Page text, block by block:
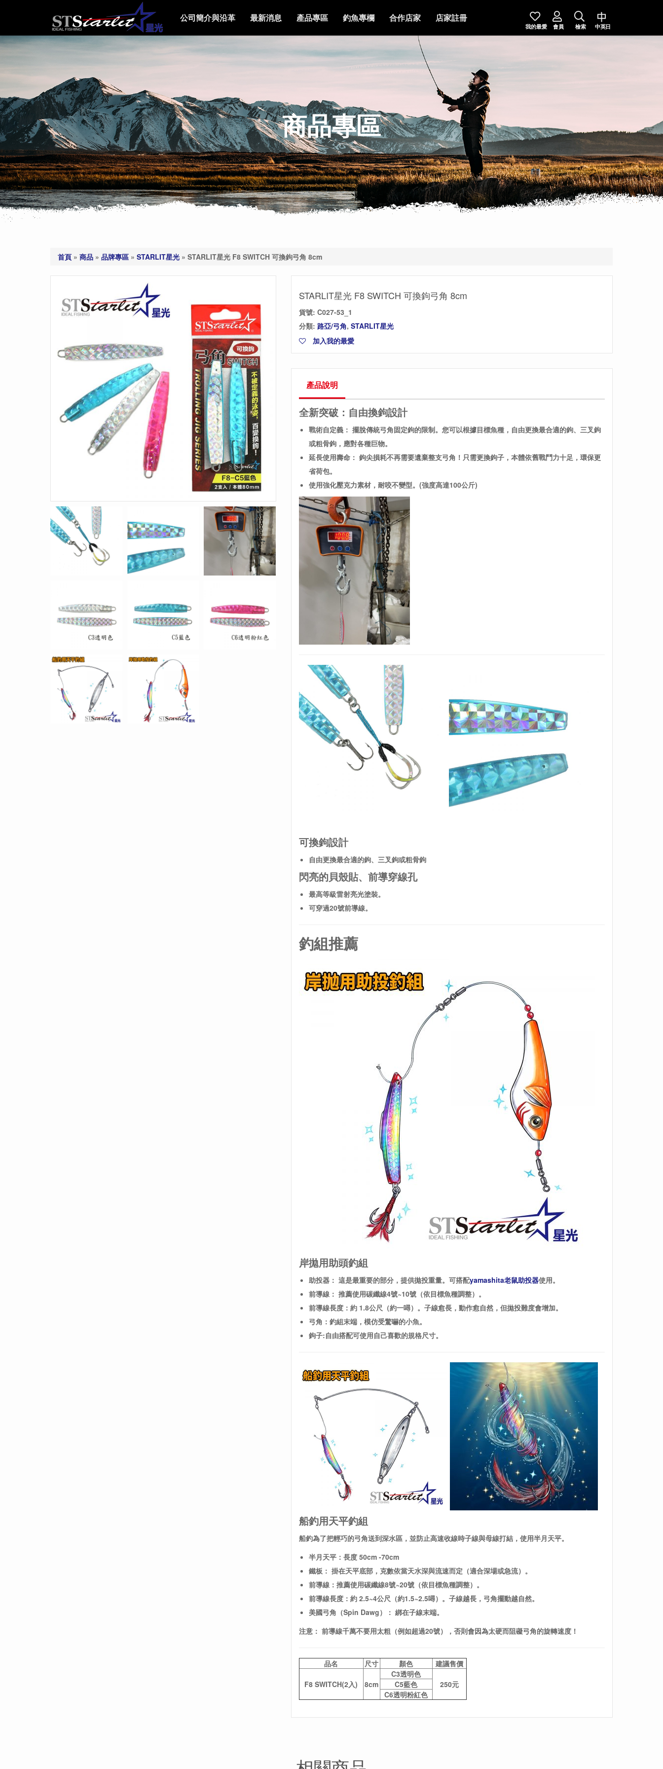
公司簡介與沿革 最新消息 產品專區 釣魚專欄 合作店家 店家註冊
我的最愛 會員 檢索 中英日
商品專區
首頁 » 商品 » 品牌專區 » STARLIT星光 » STARLIT星光 F8 SWITCH 可換鉤弓角 8cm
STARLIT星光 F8 SWITCH 可換鉤弓角 8cm
貨號: C027-53_1
分類: 路亞/弓角, STARLIT星光
加入我的最愛
產品說明
全新突破：自由換鉤設計
戰術自定義： 擺脫傳統弓角固定鉤的限制。您可以根據目標魚種，自由更換最合適的鉤、三叉鉤
或粗骨鉤，應對各種巨物。
延長使用壽命： 鉤尖損耗不再需要遺棄整支弓角！只需更換鉤子，本體依舊戰鬥力十足，環保更
省荷包。
使用強化壓克力素材，耐咬不變型。(強度高達100公斤)
可換鉤設計
自由更換最合適的鉤、三叉鉤或粗骨鉤
閃亮的貝殼貼、前導穿線孔
最高等級雷射亮光塗裝。
可穿過20號前導線。
釣組推薦
岸拋用助頭釣組
助投器： 這是最重要的部分，提供拋投重量。可搭配yamashita老鼠助投器使用。
前導線： 推薦使用碳纖線4號~10號（依目標魚種調整）。
前導線長度：約 1.8公尺（約一噚）。子線愈長，動作愈自然，但拋投難度會增加。
弓角：釣組末端，模仿受驚嚇的小魚。
鉤子:自由搭配可使用自己喜歡的規格尺寸。
船釣用天平釣組
船釣為了把輕巧的弓角送到深水區， 並防止高速收線時子線與母線打結， 使用半月天平。
半月天平：長度 50cm -70cm
鐵板： 掛在天平底部， 克數依當天水深與流速而定（適合深場或急流）。
前導線：推薦使用碳纖線8號~20號（依目標魚種調整）。
前導線長度： 約 2.5~4公尺（約1.5~2.5噚）。 子線越長， 弓角擺動越自然。
美國弓角（Spin Dawg）： 綁在子線末端。
注意： 前導線千萬不要用太粗（例如超過20號）， 否則會因為太硬而阻礙弓角的旋轉速度！
品名 尺寸 顏色 建議售價
F8 SWITCH(2入) 8cm
C3透明色
250元
C5藍色
C6透明粉紅色